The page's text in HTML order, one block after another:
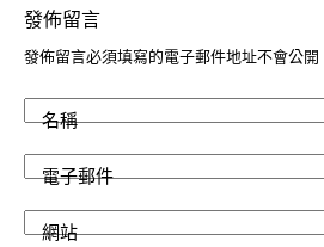
發佈留言
發佈留言必須填寫的電子郵件地址不會公開
名稱
電子郵件
網站